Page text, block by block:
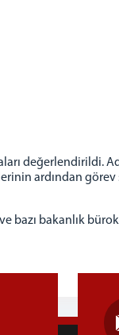
değerlendirildi.
ardından
bazı bakanlık